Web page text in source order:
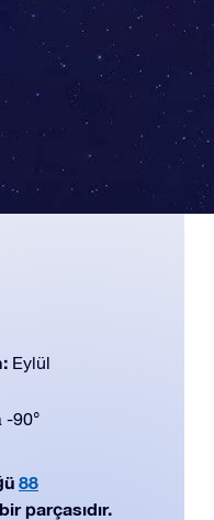
Eylül
-90°
88
parçasıdır.